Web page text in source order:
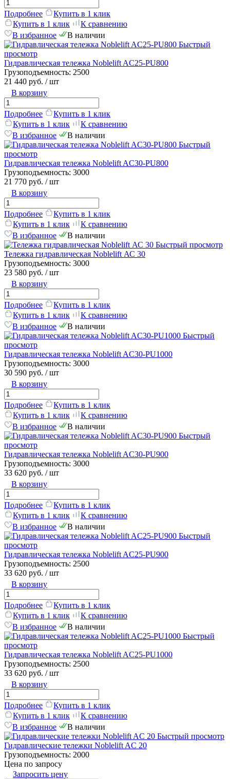
Подробнее
Купить в 1 клик
Купить в 1 клик
К сравнению
В избранное
В наличии
Быстрый
просмотр
Гидравлическая тележка Noblelift AC25-PU800
Грузоподъемность: 2500
21 440 руб. / шт
В корзину
Подробнее
Купить в 1 клик
Купить в 1 клик
К сравнению
В избранное
В наличии
Быстрый
просмотр
Гидравлическая тележка Noblelift AC30-PU800
Грузоподъемность: 3000
21 770 руб. / шт
В корзину
Подробнее
Купить в 1 клик
Купить в 1 клик
К сравнению
В избранное
В наличии
Быстрый просмотр
Тележка гидравлическая Noblelift АС 30
Грузоподъемность: 3000
23 580 руб. / шт
В корзину
Подробнее
Купить в 1 клик
Купить в 1 клик
К сравнению
В избранное
В наличии
Быстрый
просмотр
Гидравлическая тележка Noblelift AC30-PU1000
Грузоподъемность: 3000
30 590 руб. / шт
В корзину
Подробнее
Купить в 1 клик
Купить в 1 клик
К сравнению
В избранное
В наличии
Быстрый
просмотр
Гидравлическая тележка Noblelift AC30-PU900
Грузоподъемность: 3000
33 620 руб. / шт
В корзину
Подробнее
Купить в 1 клик
Купить в 1 клик
К сравнению
В избранное
В наличии
Быстрый
просмотр
Гидравлическая тележка Noblelift AC25-PU900
Грузоподъемность: 2500
33 620 руб. / шт
В корзину
Подробнее
Купить в 1 клик
Купить в 1 клик
К сравнению
В избранное
В наличии
Быстрый
просмотр
Гидравлическая тележка Noblelift AC25-PU1000
Грузоподъемность: 2500
33 620 руб. / шт
В корзину
Подробнее
Купить в 1 клик
Купить в 1 клик
К сравнению
В избранное
В наличии
Быстрый просмотр
Гидравлические тележки Noblelift AC 20
Грузоподъемность: 2000
Цена по запросу
Запросить цену